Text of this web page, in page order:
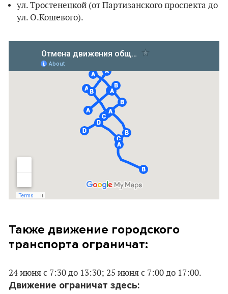
ул. Тростенецкой (от Партизанского проспекта до
ул. О.Кошевого).
Также движение городского
транспорта ограничат:
24 июня с 7:30 до 13:30; 25 июня с 7:00 до 17:00.
Движение ограничат здесь: